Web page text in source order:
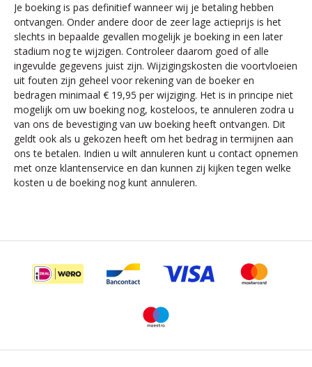
Je boeking is pas definitief wanneer wij je betaling hebben
ontvangen. Onder andere door de zeer lage actieprijs is het
slechts in bepaalde gevallen mogelijk je boeking in een later
stadium nog te wijzigen. Controleer daarom goed of alle
ingevulde gegevens juist zijn. Wijzigingskosten die voortvloeien
uit fouten zijn geheel voor rekening van de boeker en
bedragen minimaal € 19,95 per wijziging. Het is in principe niet
mogelijk om uw boeking nog, kosteloos, te annuleren zodra u
van ons de bevestiging van uw boeking heeft ontvangen. Dit
geldt ook als u gekozen heeft om het bedrag in termijnen aan
ons te betalen. Indien u wilt annuleren kunt u contact opnemen
met onze klantenservice en dan kunnen zij kijken tegen welke
kosten u de boeking nog kunt annuleren.